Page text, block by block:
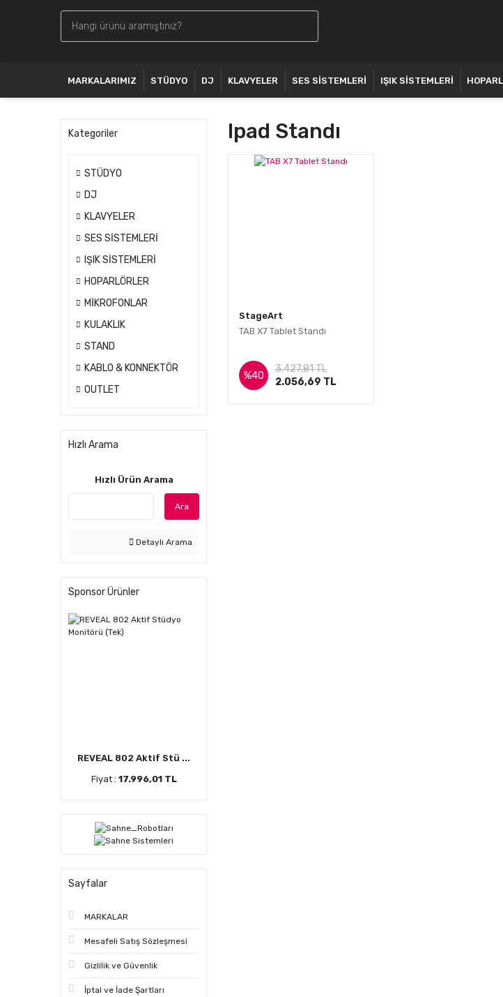
MARKALARIMIZ STÜDYO DJ KLAVYELER SES SİSTEMLERİ IŞIK SİSTEMLERİ
Kategoriler
STÜDYO
DJ
KLAVYELER
SES SİSTEMLERİ
IŞIK SİSTEMLERİ
HOPARLÖRLER
MİKROFONLAR
KULAKLIK
STAND
KABLO & KONNEKTÖR
OUTLET
Hızlı Arama
Hızlı Ürün Arama
Ara
Detaylı Arama
Sponsor Ürünler
REVEAL 802 Aktif Stü ...
Fiyat : 17.996,01 TL
Sayfalar
MARKALAR
Mesafeli Satış Sözleşmesi
Gizlilik ve Güvenlik
İptal ve İade Şartları
Ipad Standı
StageArt
TAB X7 Tablet Standı
%40
3.427,81 TL
2.056,69 TL